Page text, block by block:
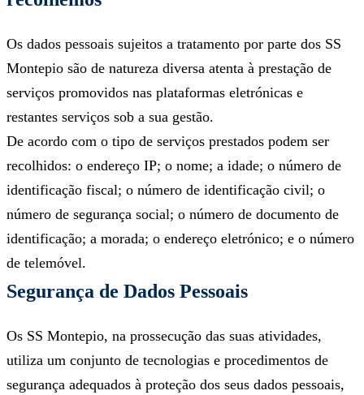
Os dados pessoais sujeitos a tratamento por parte dos SS
Montepio são de natureza diversa atenta à prestação de
serviços promovidos nas plataformas eletrónicas e
restantes serviços sob a sua gestão.
De acordo com o tipo de serviços prestados podem ser
recolhidos: o endereço IP; o nome; a idade; o número de
identificação fiscal; o número de identificação civil; o
número de segurança social; o número de documento de
identificação; a morada; o endereço eletrónico; e o número
de telemóvel.
Segurança de Dados Pessoais
Os SS Montepio, na prossecução das suas atividades,
utiliza um conjunto de tecnologias e procedimentos de
segurança adequados à proteção dos seus dados pessoais,